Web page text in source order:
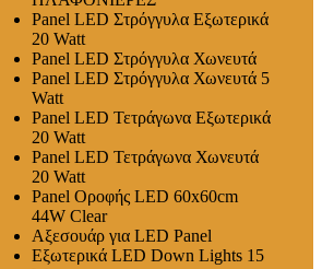
Panel LED Στρόγγυλα Εξωτερικά
20 Watt
Panel LED Στρόγγυλα Χωνευτά
Panel LED Στρόγγυλα Χωνευτά 5
Watt
Panel LED Τετράγωνα Εξωτερικά
20 Watt
Panel LED Τετράγωνα Χωνευτά
20 Watt
Panel Οροφής LED 60x60cm
44W Clear
Αξεσουάρ για LED Panel
Εξωτερικά LED Down Lights 15